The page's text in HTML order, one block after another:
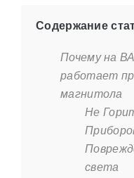
Содержание
Почему на
работает
магнитола
Не
света